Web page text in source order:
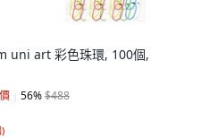
uni art 彩色珠環, 100個,
56%$488
)